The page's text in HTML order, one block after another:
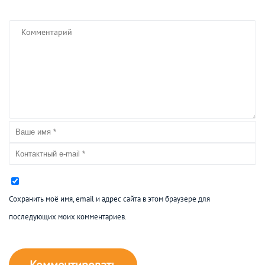
Сохранить моё имя, email и адрес сайта в этом браузере для
последующих моих комментариев.